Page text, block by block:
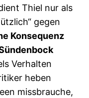
Thiel nur als
gegen
Konsequenz
Verhalten
heben
missbrauche,